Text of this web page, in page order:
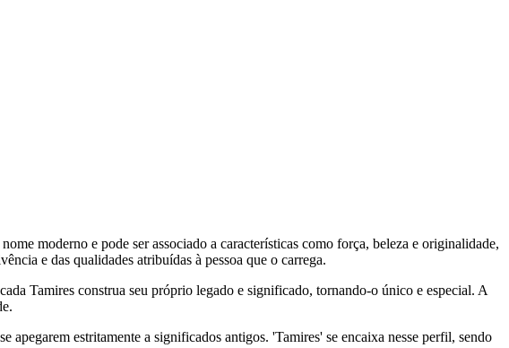
moderno e pode ser associado a características como força, beleza e originalidade,
e das qualidades atribuídas à pessoa que o carrega.
Tamires construa seu próprio legado e significado, tornando-o único e especial. A
apegarem estritamente a significados antigos. 'Tamires' se encaixa nesse perfil, sendo